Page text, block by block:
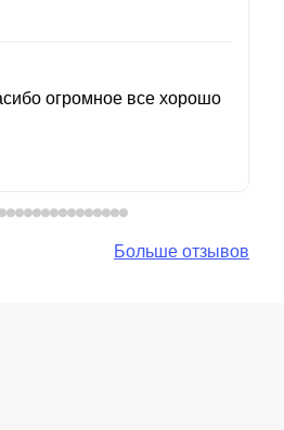
огромное все хорошо
Больше отзывов